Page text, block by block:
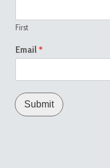
First
Email *
Submit